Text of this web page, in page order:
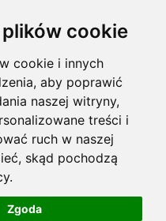
cookie
cookie i innych
aby poprawić
naszej witryny,
treści i
ruch w naszej
skąd pochodzą
Zgoda
DO LISTY ZAUFANYCH
SERWISOWYCH